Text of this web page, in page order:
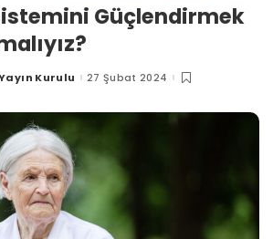
Güçlendirmek
Kurulu 27 Şubat 2024